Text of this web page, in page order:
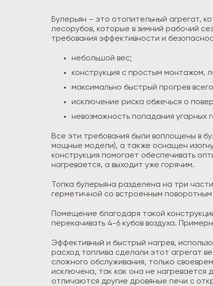
Булерьян – это отопительный агрегат,
лесорубов, которые в зимний рабочий
требования эффективности и
небольшой вес;
конструкция с простым монтажом,
максимально быстрый прогрев
исключение риска обжечься о
невозможность попадания угарных
Все эти требования были воплощены в
мощные модели), а также оснащен
конструкция помогает обеспечивать
нагревается, а выходит уже горячим.
Топка булерьяна разделена на три
герметичной со встроенным
Помещение благодаря такой
перекачивать 4-6 кубов воздуха.
Эффективный и быстрый нагрев,
расход топлива сделали этот агрегат
сложного обслуживания, только
исключена, так как она не
отличаются другие дровяные печи с